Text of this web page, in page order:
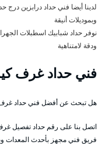
لدينا أيضا فني حداد درابزين
وبموديلات أنيقة
نوفر حداد شبابيك اسطبلات
ودقة لامتناهية
فني حداد غرف
هل تبحث عن أفضل فني حداد غرف
اتصل بنا على رقم حداد تفصيل
فريق فني مجهز بأحدث المعدات